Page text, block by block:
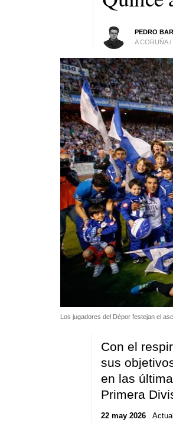
PEDRO
A CORUÑA /
Los jugadores del Dépor festejan el
Con el
sus
en las
Primera
22 may 2026.